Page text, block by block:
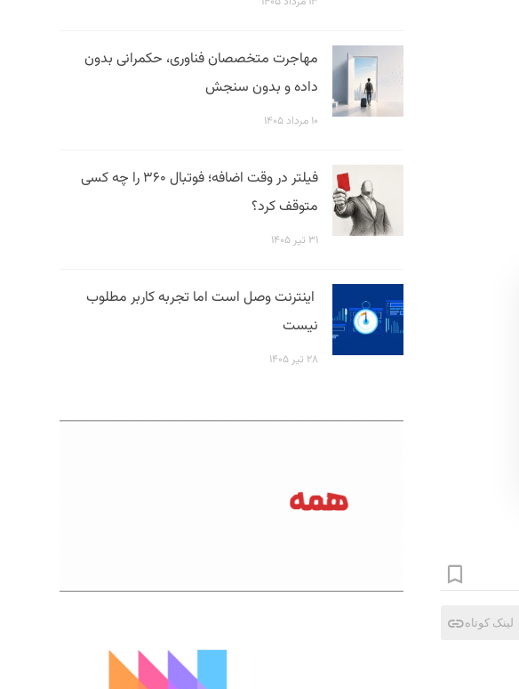
لینک کوتاه
مهاجرت متخصصان فناوری، حکمرانی بدون
داده و بدون سنجش
۱۰ مرداد ۱۴۰۵
فیلتر در وقت اضافه؛ فوتبال ۳۶۰ را چه کسی
متوقف کرد؟
۳۱ تیر ۱۴۰۵
اینترنت وصل است اما تجربه کاربر مطلوب
نیست
۲۸ تیر ۱۴۰۵